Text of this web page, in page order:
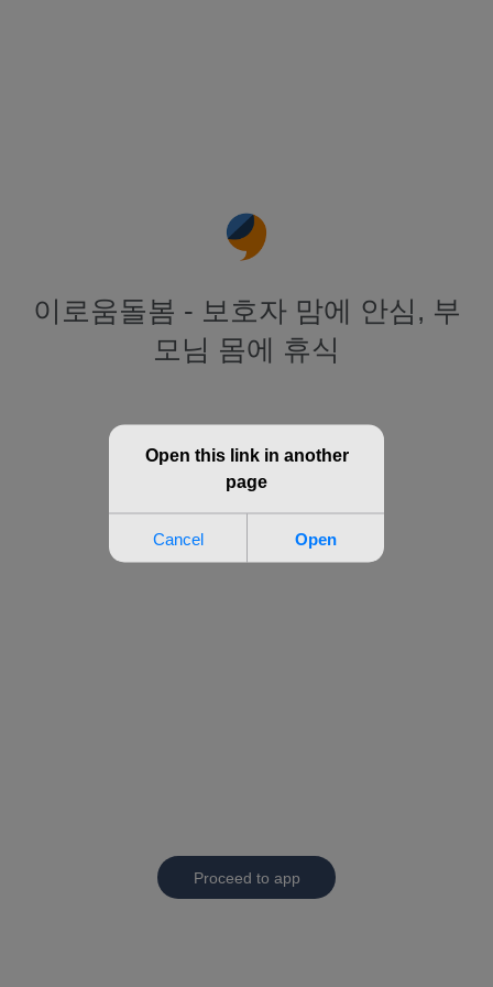
이로움돌봄 - 보호자 맘에 안심, 부
모님 몸에 휴식
Proceed to app